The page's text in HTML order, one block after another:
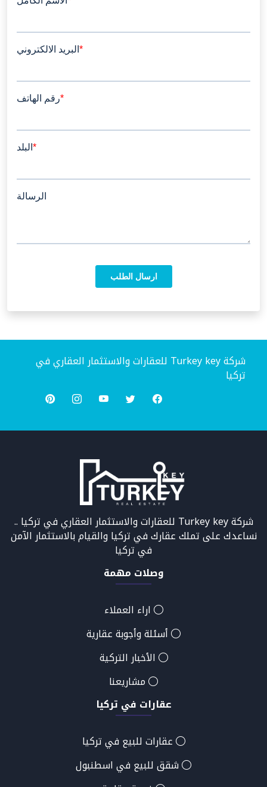
شركة Turkey key للعقارات والاستثمار العقاري في
تركيا
شركة Turkey key للعقارات والاستثمار العقاري في تركيا ..
نساعدك على تملك عقارك في تركيا والقيام بالاستثمار الآمن
في تركيا
وصلات مهمة
اراء العملاء
أسئلة وأجوبة عقارية
الأخبار التركية
مشاريعنا
عقارات في تركيا
عقارات للبيع في تركيا
شقق للبيع في اسطنبول